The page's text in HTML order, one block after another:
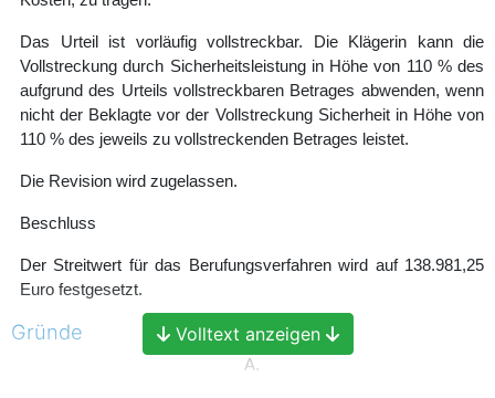
Das Urteil ist vorläufig vollstreckbar. Die Klägerin kann die
Vollstreckung durch Sicherheitsleistung in Höhe von 110 % des
aufgrund des Urteils vollstreckbaren Betrages abwenden, wenn
nicht der Beklagte vor der Vollstreckung Sicherheit in Höhe von
110 % des jeweils zu vollstreckenden Betrages leistet.
Die Revision wird zugelassen.
Beschluss
Der Streitwert für das Berufungsverfahren wird auf 138.981,25
Euro festgesetzt.
Gründe
A.
Volltext anzeigen